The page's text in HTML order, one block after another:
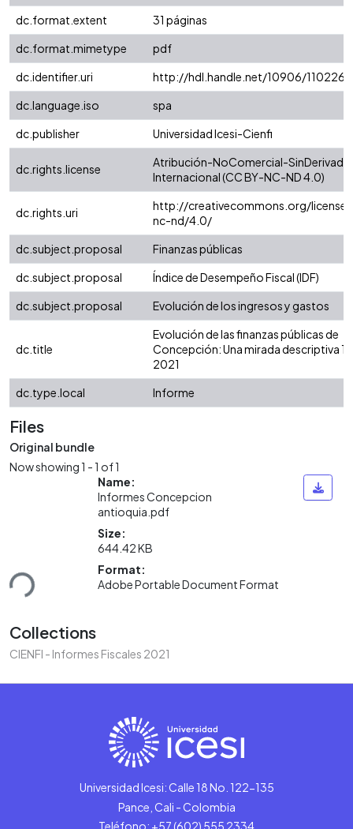
dc.format.extent
31 páginas
dc.format.mimetype
pdf
dc.identifier.uri
http://hdl.handle.net/10906/110226
dc.language.iso
spa
dc.publisher
Universidad Icesi-Cienfi
dc.rights.license
Atribución-NoComercial-
Internacional (CC BY-NC-ND 4.0)
dc.rights.uri
http://creativecommons.org/
nc-nd/4.0/
dc.subject.proposal
Finanzas públicas
dc.subject.proposal
Índice de Desempeño Fiscal (IDF)
dc.subject.proposal
Evolución de los ingresos y gastos
dc.title
Evolución de las finanzas públicas de
Concepción: Una mirada descriptiva
2021
dc.type.local
Informe
Files
Original bundle
Now showing1 - 1 of 1
Name:
Informes Concepcion
antioquia.pdf
Size:
644.42 KB
Format:
Adobe Portable Document Format
Collections
CIENFI - Informes Fiscales 2021
Universidad Icesi: Calle 18 No. 122-135
Pance, Cali - Colombia
Teléfono: +57 (602) 555 2334